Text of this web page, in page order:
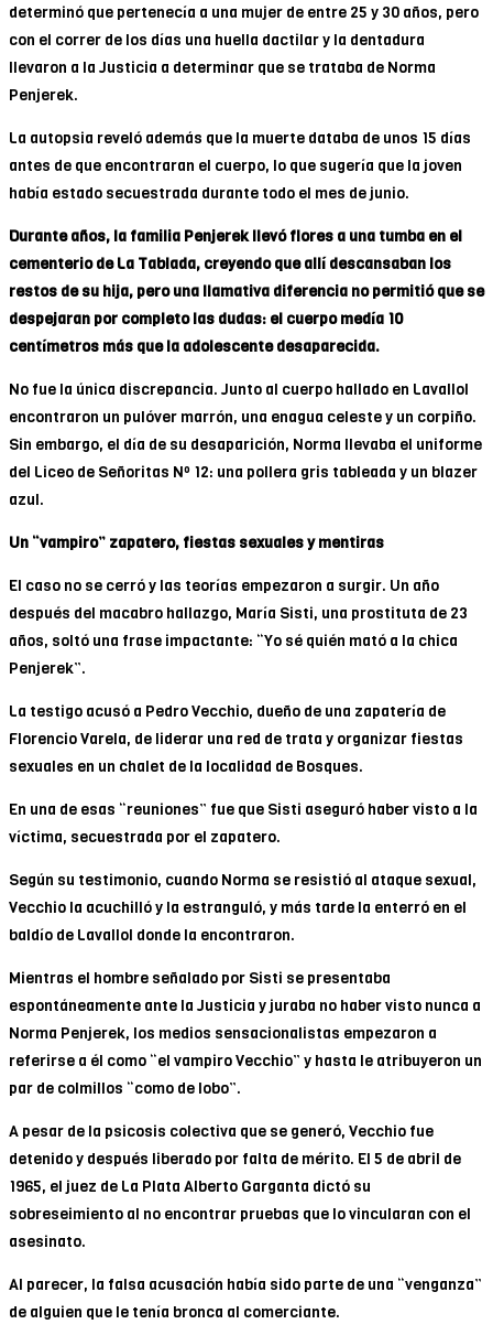
determinó que pertenecía a una mujer de entre 25 y 30 años, pero
con el correr de los días una huella dactilar y la dentadura
llevaron a la Justicia a determinar que se trataba de Norma
Penjerek.
La autopsia reveló además que la muerte databa de unos 15 días
antes de que encontraran el cuerpo, lo que sugería que la joven
había estado secuestrada durante todo el mes de junio.
Durante años, la familia Penjerek llevó flores a una tumba en el
cementerio de La Tablada, creyendo que allí descansaban los
restos de su hija, pero una llamativa diferencia no permitió que se
despejaran por completo las dudas: el cuerpo medía 10
centímetros más que la adolescente desaparecida.
No fue la única discrepancia. Junto al cuerpo hallado en Lavallol
encontraron un pulóver marrón, una enagua celeste y un corpiño.
Sin embargo, el día de su desaparición, Norma llevaba el uniforme
del Liceo de Señoritas Nº 12: una pollera gris tableada y un blazer
azul.
Un “vampiro” zapatero, fiestas sexuales y mentiras
El caso no se cerró y las teorías empezaron a surgir. Un año
después del macabro hallazgo, María Sisti, una prostituta de 23
años, soltó una frase impactante: “Yo sé quién mató a la chica
Penjerek”.
La testigo acusó a Pedro Vecchio, dueño de una zapatería de
Florencio Varela, de liderar una red de trata y organizar fiestas
sexuales en un chalet de la localidad de Bosques.
En una de esas “reuniones” fue que Sisti aseguró haber visto a la
víctima, secuestrada por el zapatero.
Según su testimonio, cuando Norma se resistió al ataque sexual,
Vecchio la acuchilló y la estranguló, y más tarde la enterró en el
baldío de Lavallol donde la encontraron.
Mientras el hombre señalado por Sisti se presentaba
espontáneamente ante la Justicia y juraba no haber visto nunca a
Norma Penjerek, los medios sensacionalistas empezaron a
referirse a él como “el vampiro Vecchio” y hasta le atribuyeron un
par de colmillos “como de lobo”.
A pesar de la psicosis colectiva que se generó, Vecchio fue
detenido y después liberado por falta de mérito. El 5 de abril de
1965, el juez de La Plata Alberto Garganta dictó su
sobreseimiento al no encontrar pruebas que lo vincularan con el
asesinato.
Al parecer, la falsa acusación había sido parte de una “venganza”
de alguien que le tenía bronca al comerciante.